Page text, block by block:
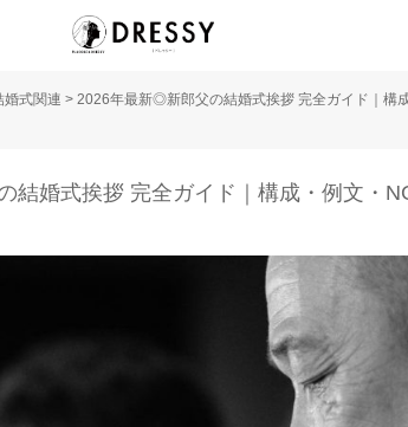
婚式関連 > 2026年最新◎新郎父の結婚式挨拶 完全ガイド｜構
結婚式挨拶 完全ガイド｜構成・例文・